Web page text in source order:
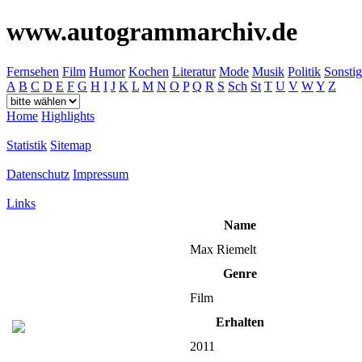
www.autogrammarchiv.de
Fernsehen Film Humor Kochen Literatur Mode Musik Politik
A B C D E F G H I J K L M N O P Q R S Sch St T U V WY Z
Home Highlights
Statistik Sitemap
Datenschutz Impressum
Links
Name
Max Riemelt
Genre
Film
Erhalten
2011